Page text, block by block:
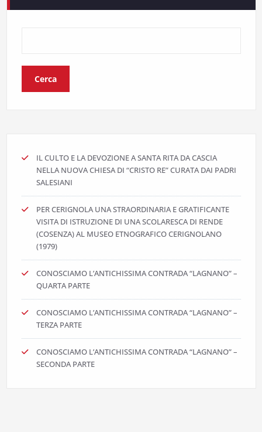
Cerca
IL CULTO E LA DEVOZIONE A SANTA RITA DA CASCIA
NELLA NUOVA CHIESA DI “CRISTO RE” CURATA DAI PADRI
SALESIANI
PER CERIGNOLA UNA STRAORDINARIA E GRATIFICANTE
VISITA DI ISTRUZIONE DI UNA SCOLARESCA DI RENDE
(COSENZA) AL MUSEO ETNOGRAFICO CERIGNOLANO
(1979)
CONOSCIAMO L’ANTICHISSIMA CONTRADA “LAGNANO” –
QUARTA PARTE
CONOSCIAMO L’ANTICHISSIMA CONTRADA “LAGNANO” –
TERZA PARTE
CONOSCIAMO L’ANTICHISSIMA CONTRADA “LAGNANO” –
SECONDA PARTE